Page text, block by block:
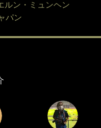
ルン・ミュンヘン
パン